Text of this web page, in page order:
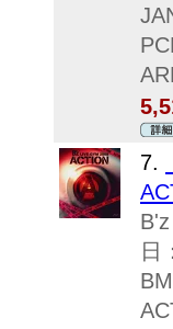
7.
日